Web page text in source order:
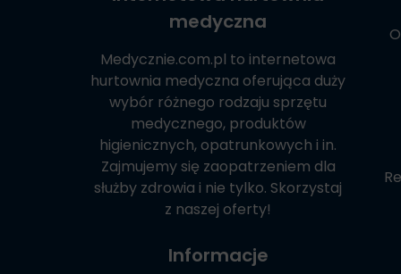
medyczna
Medycznie.com.pl to internetowa
hurtownia medyczna oferująca duży
wybór różnego rodzaju sprzętu
medycznego, produktów
higienicznych, opatrunkowych i in.
Zajmujemy się zaopatrzeniem dla
służby zdrowia i nie tylko. Skorzystaj
z naszej oferty!
Informacje